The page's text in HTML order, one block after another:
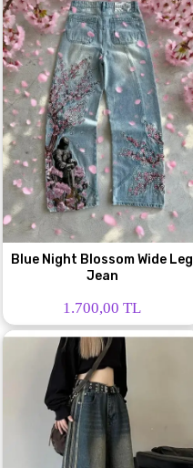
Blue Night Blossom Wide Leg
Jean
1.700,00 TL